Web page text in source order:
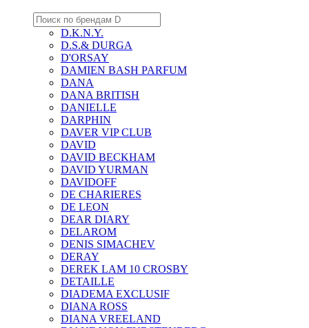
D.K.N.Y.
D.S.& DURGA
D'ORSAY
DAMIEN BASH PARFUM
DANA
DANA BRITISH
DANIELLE
DARPHIN
DAVER VIP CLUB
DAVID
DAVID BECKHAM
DAVID YURMAN
DAVIDOFF
DE CHARIERES
DE LEON
DEAR DIARY
DELAROM
DENIS SIMACHEV
DERAY
DEREK LAM 10 CROSBY
DETAILLE
DIADEMA EXCLUSIF
DIANA ROSS
DIANA VREELAND